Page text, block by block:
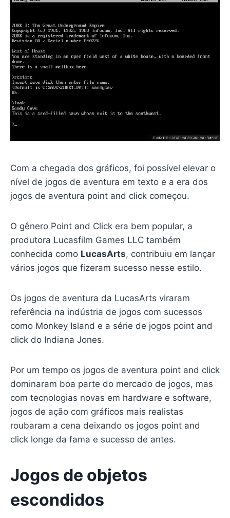
Com a chegada dos gráficos, foi possível elevar o
nível de jogos de aventura em texto e a era dos
jogos de aventura point and click começou.
O gênero Point and Click era bem popular, a
produtora Lucasfilm Games LLC também
conhecida como LucasArts, contribuiu em lançar
vários jogos que fizeram sucesso nesse estilo.
Os jogos de aventura da LucasArts viraram
referência na indústria de jogos com sucessos
como Monkey Island e a série de jogos point and
click do Indiana Jones.
Por um tempo os jogos de aventura point and click
dominaram boa parte do mercado de jogos, mas
com tecnologias novas em hardware e software,
jogos de ação com gráficos mais realistas
roubaram a cena deixando os jogos point and
click longe da fama e sucesso de antes.
Jogos de objetos
escondidos